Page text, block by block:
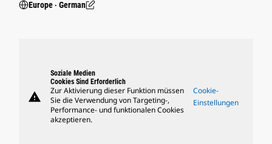
Europe ‧ German
warning
Soziale Medien
Cookies Sind Erforderlich
Zur Aktivierung dieser Funktion müssen
Sie die Verwendung von Targeting-,
Performance- und funktionalen Cookies
akzeptieren.
Cookie-
Einstellungen